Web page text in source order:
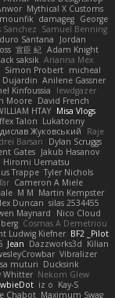
Mythical X Customs
damageg George
Samuel Benning
Santana
Jordan
宣臣 紀 Adam Knight
Jack saksik Arianna Mex
Simon Probert micheal
Dujardin Anilene Gassner
Kinfoussia
lewdgazer
Moore David French
HTAY Misa Vlogs
Talon Lukatonny
Жуковський
Raje
Barsan
Dylan Scruggs
Gates Jakub Hasanov
Hiromi Uematsu
Trappe Tyler Nichols
Cameron A Miele
M M Martin Kempster
Duncan silas 2534455
Maynard
Nico Cloud
Cosmas A Demetriou
Ludwig Kiefner BF2 _Pilot
Jean Dazzworks3d Kilian
Vibralizer
muturi Ducksink
Whitter Nekom Glew
iz o Kay-S
Chabot Maximum Swag